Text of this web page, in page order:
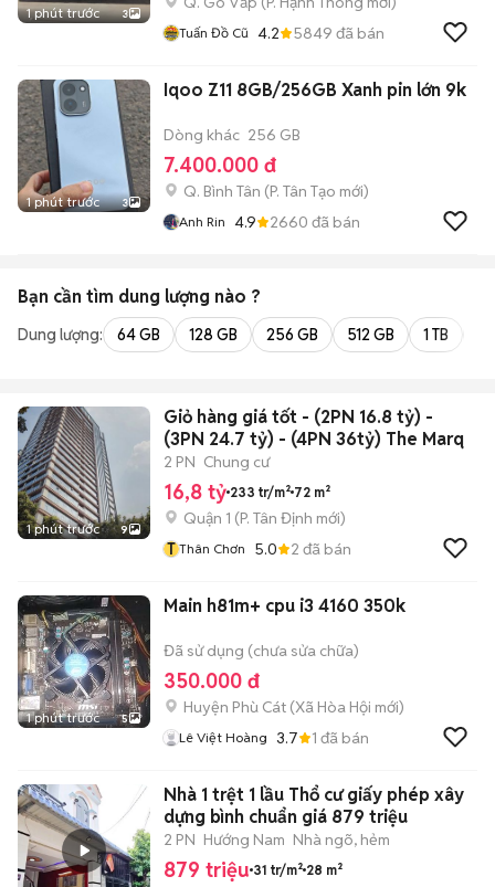
1 phút trước 3
Tuấn Đồ Cũ 4.2 5849 đã bán
1 phút trước 3
Iqoo Z11 8GB/256GB Xanh pin lớn 9k
Dòng khác 256 GB
7.400.000 đ
Q. Bình Tân (P. Tân Tạo mới)
Anh Rin 4.9 2660 đã bán
Bạn cần tìm dung lượng nào ?
Dung lượng: 64 GB 128 GB 256 GB 512 GB 1 TB
1 phút trước 9
Giỏ hàng giá tốt - (2PN 16.8 tỷ) -
(3PN 24.7 tỷ) - (4PN 36tỷ) The Marq
2 PN Chung cư
16,8 tỷ 233 tr/m² 72 m²
Quận 1 (P. Tân Định mới)
T Thân Chơn 5.0 2 đã bán
1 phút trước 5
Main h81m+ cpu i3 4160 350k
Đã sử dụng (chưa sửa chữa)
350.000 đ
Huyện Phù Cát (Xã Hòa Hội mới)
Lê Việt Hoàng 3.7 1 đã bán
Nhà 1 trệt 1 lầu Thổ cư giấy phép xây
dựng bình chuẩn giá 879 triệu
2 PN Hướng Nam Nhà ngõ, hẻm
879 triệu 31 tr/m² 28 m²